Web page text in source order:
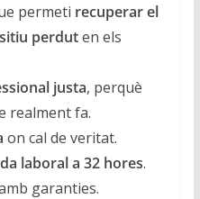
permeti recuperar el
perduten els
justa, perquè
realment fa.
on cal de veritat.
laboral a 32 hores.
garanties.